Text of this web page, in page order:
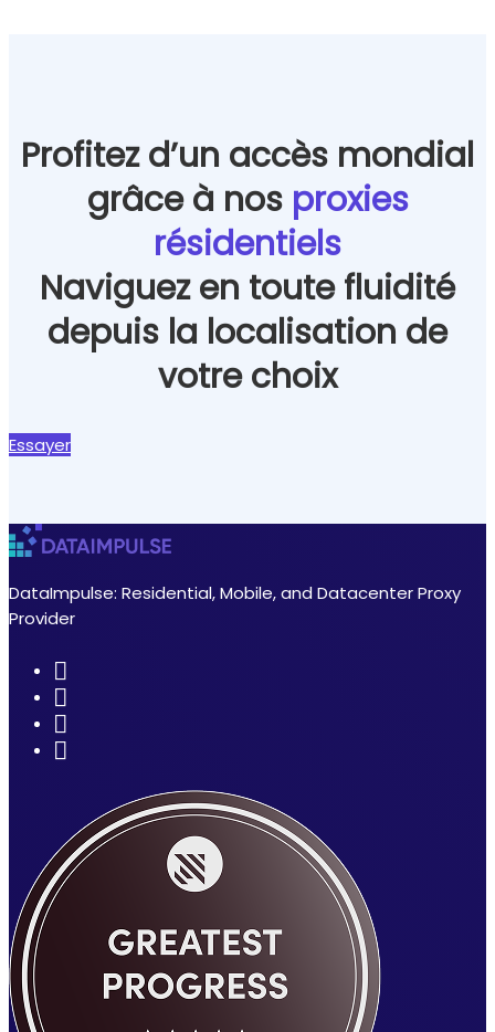
Profitez d’un accès mondial
grâce à nos proxies
résidentiels
Naviguez en toute fluidité
depuis la localisation de
votre choix
Essayer
DataImpulse: Residential, Mobile, and Datacenter Proxy
Provider